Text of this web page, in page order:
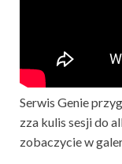
Serwis Genie
zza kulis sesji do
zobaczycie w